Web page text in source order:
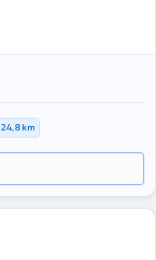
24,8 km